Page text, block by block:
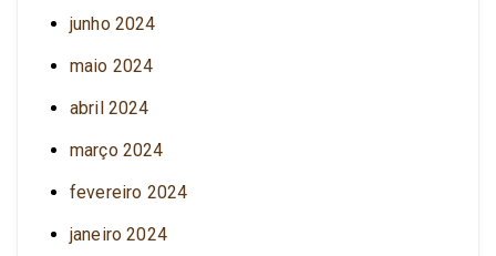
junho 2024
maio 2024
abril 2024
março 2024
fevereiro 2024
janeiro 2024